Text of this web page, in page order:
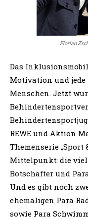
Florian
Das
Motivation und jede
Menschen. Jetzt
REWE und Aktion
Themenserie
Mittelpunkt: die
Botschafter und
Und es gibt noch
ehemaligen Para
sowie Para